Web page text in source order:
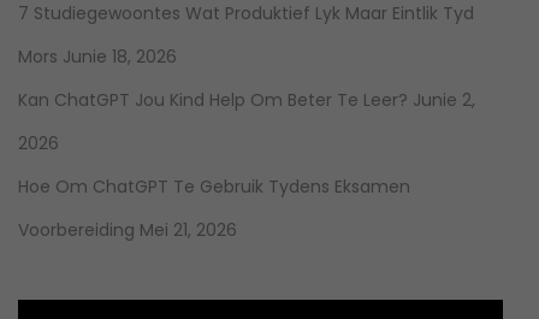
7 Studiegewoontes Wat Produktief Lyk Maar Eintlik Tyd
Mors Junie 18, 2026
Kan ChatGPT Jou Kind Help Om Beter Te Leer? Junie 2,
2026
Hoe Om ChatGPT Te Gebruik Tydens Eksamen
Voorbereiding Mei 21, 2026